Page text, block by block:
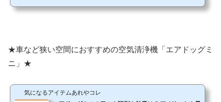
★車など狭い空間におすすめの空気清浄機「エアドッグミ
ニ」★
気になるアイテムあれやコレ